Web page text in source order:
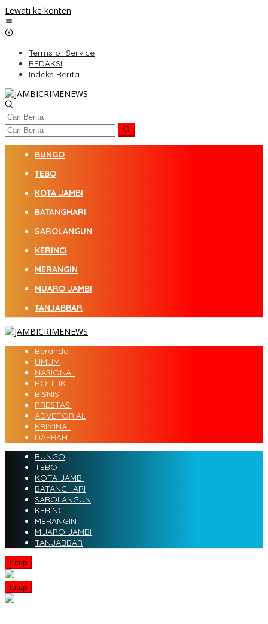
Lewati ke konten
Terms of Service
REDAKSI
Indeks Berita
BUNGO
TEBO
KOTA JAMBI
BATANGHARI
SAROLANGUN
KERINCI
MERANGIN
MUARO JAMBI
TANJABBAR
Beranda
UMUM
NASIONAL
POLITIK
BISNIS
PRESTASI
ADVETORIAL
KRIMINAL
DAERAH
BUNGO
TEBO
KOTA JAMBI
BATANGHARI
SAROLANGUN
KERINCI
MERANGIN
MUARO JAMBI
TANJABBAR
tutup
tutup